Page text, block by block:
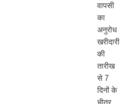
वापसी
का
अनुरोध
खरीदारी
की
तारीख
से 7
दिनों के
भीतर